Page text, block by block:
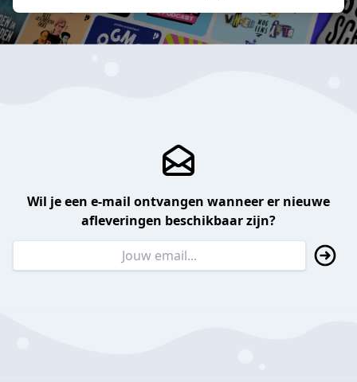
Wil je een e-mail ontvangen wanneer er nieuwe
afleveringen beschikbaar zijn?